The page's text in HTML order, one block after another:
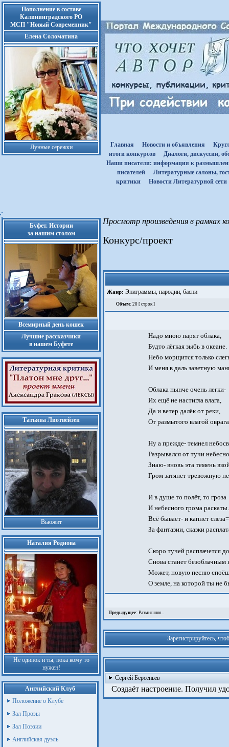
Пополнение в составе
Калининградского РО
МСП "Новый Современник"
Елена Соломатина
Лунные сережки Главная Новости и объявления
итоги конкурсов
Диалоги, дискуссии,
Наши писатели: информация к
писателей
Литературные салоны,
критики
Новости Литературной сети
Буфет. Истории
за нашим столом
Всемирный день кошек
Лучшие рассказчики
в нашем Буфете
Татьяна Лиотвейзен
Вьюжит
Наталия Роднова
Не одинок и ты, пока кому то
нужен!
Английский Клуб
Положение о Клубе
Зал Прозы
Зал Поэзии
Английская дуэль
Просмотр произведения в рамках
Конкурс/проект
Жанр: Эпиграммы, пародии, басни
Объем: 20 [ строк ]
Надо мною парят облака,
Будто лёгкая зыбь в океане.
Небо морщится только
И меня в даль заветную
Облака нынче очень легки-
Их ещё не настигла влага,
Да и ветер далёк от реки,
От размытого влагой
Ну а прежде- темнел
Разрывался от тучи
Знаю- вновь эта темень
Гром затянет тревожную
И в душе то полёт, то гроза
И небесного грома
Всё бывает- и капнет слеза=
За фантазии, сказки
Скоро тучей расплачется
Снова станет безоблачным
Может, новую песню
О земле, на которой ты не
Предыдущее: Размышляя...
Зарегистрируйтесь,
Сергей Берсеньев
Создаёт настроение. Получил